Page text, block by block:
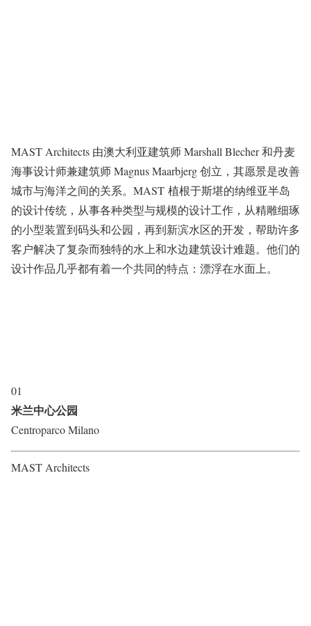
MAST Architects 由澳大利亚建筑师 Marshall Blecher 和丹麦
海事设计师兼建筑师 Magnus Maarbjerg 创立，其愿景是改善
城市与海洋之间的关系。MAST 植根于斯堪的纳维亚半岛
的设计传统，从事各种类型与规模的设计工作，从精雕细琢
的小型装置到码头和公园，再到新滨水区的开发，帮助许多
客户解决了复杂而独特的水上和水边建筑设计难题。他们的
设计作品几乎都有着一个共同的特点：漂浮在水面上。
01
米兰中心公园
Centroparco Milano
MAST Architects